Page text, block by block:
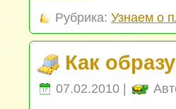
Рубрика: Узнаем о
Как
07.02.2010 |